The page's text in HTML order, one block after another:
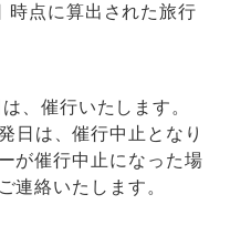
点に算出された旅行
、催行いたします。
日は、催行中止となり
が催行中止になった場
連絡いたします。